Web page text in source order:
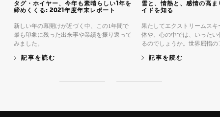
タグ・ホイヤー、今年も素晴らしい1年を
締めくくる: 2021年度年末レポート
新しい年の幕開けが近づく中、この1年間で
最も印象に残った出来事や業績を振り返って
みました。
記事を読む
雪と、情熱と、感情の高ま
イドを知る
果たしてエクストリームス
体や、心の中では、いった
るのでしょうか。世界屈指
記事を読む
d
d